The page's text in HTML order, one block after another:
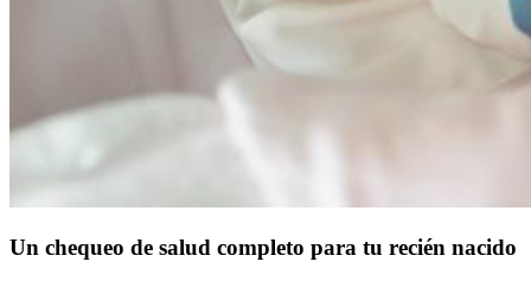
Un chequeo de salud completo para tu recién nacido